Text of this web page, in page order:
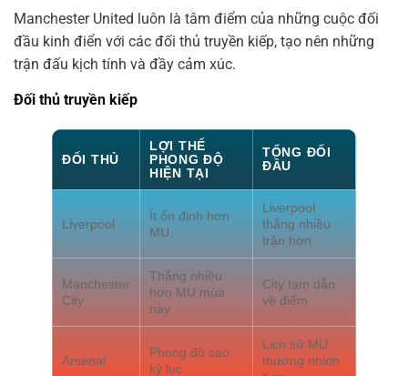
Manchester United luôn là tâm điểm của những cuộc đối
đầu kinh điển với các đối thủ truyền kiếp, tạo nên những
trận đấu kịch tính và đầy cảm xúc.
Đối thủ truyền kiếp
ĐỐI THỦ
LỢI THẾ
PHONG ĐỘ
HIỆN TẠI
TỔNG ĐỐI
ĐẦU
Liverpool
Ít ổn định hơn
MU
Liverpool
thắng nhiều
trận hơn
Manchester
City
Thắng nhiều
hơn MU mùa
này
City tạm dẫn
về điểm
Arsenal
Phong độ cao
kỷ lục
Lịch sử MU
thường nhỉnh